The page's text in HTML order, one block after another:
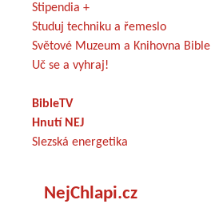
Stipendia +
Studuj techniku a řemeslo
Světové Muzeum a Knihovna Bible
Uč se a vyhraj!
BibleTV
Hnutí NEJ
Slezská energetika
NejChlapi.cz